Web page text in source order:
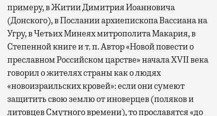
примеру, в Житии Димитрия Иоанновича
(Донского), в Послании архиепископа Вассиана на
Угру, в Четьих Минеях митрополита Макария, в
Степенной книге и т. п. Автор «Новой повести о
преславном Российском царстве» начала XVII века
говорил о жителях страны как о людях
«новоизраильских кровей»: если они сумеют
защитить свою землю от иноверцев (поляков и
литовцев Смутного времени), то прославятся «до